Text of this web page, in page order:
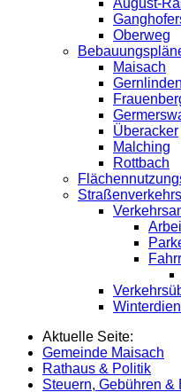
August-
Oberweg
Maisach
Gernlinden
Überacker
Malching
Rottbach
Aktuelle Seite:
Gemeinde Maisach
Rathaus & Politik
Steuern, Gebühren &